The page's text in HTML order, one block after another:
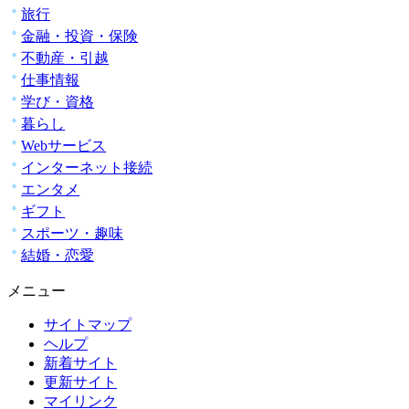
旅行
金融・投資・保険
不動産・引越
仕事情報
学び・資格
暮らし
Webサービス
インターネット接続
エンタメ
ギフト
スポーツ・趣味
結婚・恋愛
メニュー
サイトマップ
ヘルプ
新着サイト
更新サイト
マイリンク